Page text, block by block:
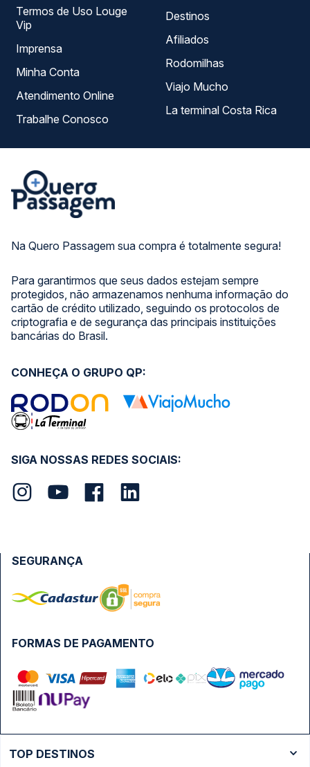
Na Quero Passagem sua compra é totalmente segura!
Para garantirmos que seus dados estejam sempre
protegidos, não armazenamos nenhuma informação do
cartão de crédito utilizado, seguindo os protocolos de
criptografia e de segurança das principais instituições
bancárias do Brasil.
Termos de Uso Louge
Vip
Imprensa
Minha Conta
Atendimento Online
Trabalhe Conosco
Destinos
Afiliados
Rodomilhas
Viajo Mucho
La terminal Costa Rica
SIGA NOSSAS REDES SOCIAIS:
CONHEÇA O GRUPO QP:
FORMAS DE PAGAMENTO
SEGURANÇA
TOP DESTINOS